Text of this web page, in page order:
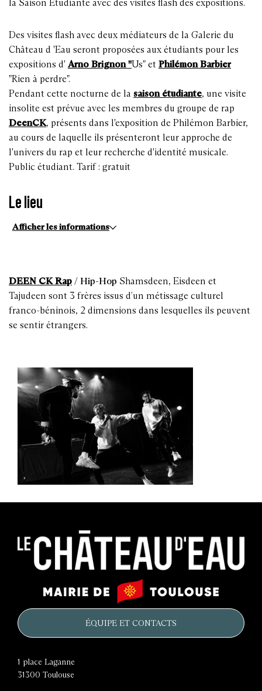
la Saison Étudiante avec des visites flash des expositions.
Des visites flash avec deux médiateurs de la Galerie du
Château d 'Eau seront proposées aux étudiants pour les
expositions d' Arno Brignon"Us" et Philémon Barbier
"Rien à perdre".
Pendant cette nocturne de la saison étudiante, une visite
insolite est prévue avec les membres du groupe de rap
DeenCK, présents dans l'exposition de Philémon Barbier,
au cours de laquelle ils présenteront leur approche de
l'univers du rap et leur recherche d'identité musicale.
Public étudiant. Tarif : gratuit
Le lieu
Afficher les informations
DEEN CK Rap / Hip-Hop Shamsdeen, Eisdeen et
Tajudeen sont 3 frères issus d’un métissage culturel
franco-béninois, 2 dimensions dans lesquelles ils peuvent
se sentir étrangers.
château
d'eau
Mairie
de
ÉQUIPE ET CONTACTS
1 place Laganne
31300 Toulouse